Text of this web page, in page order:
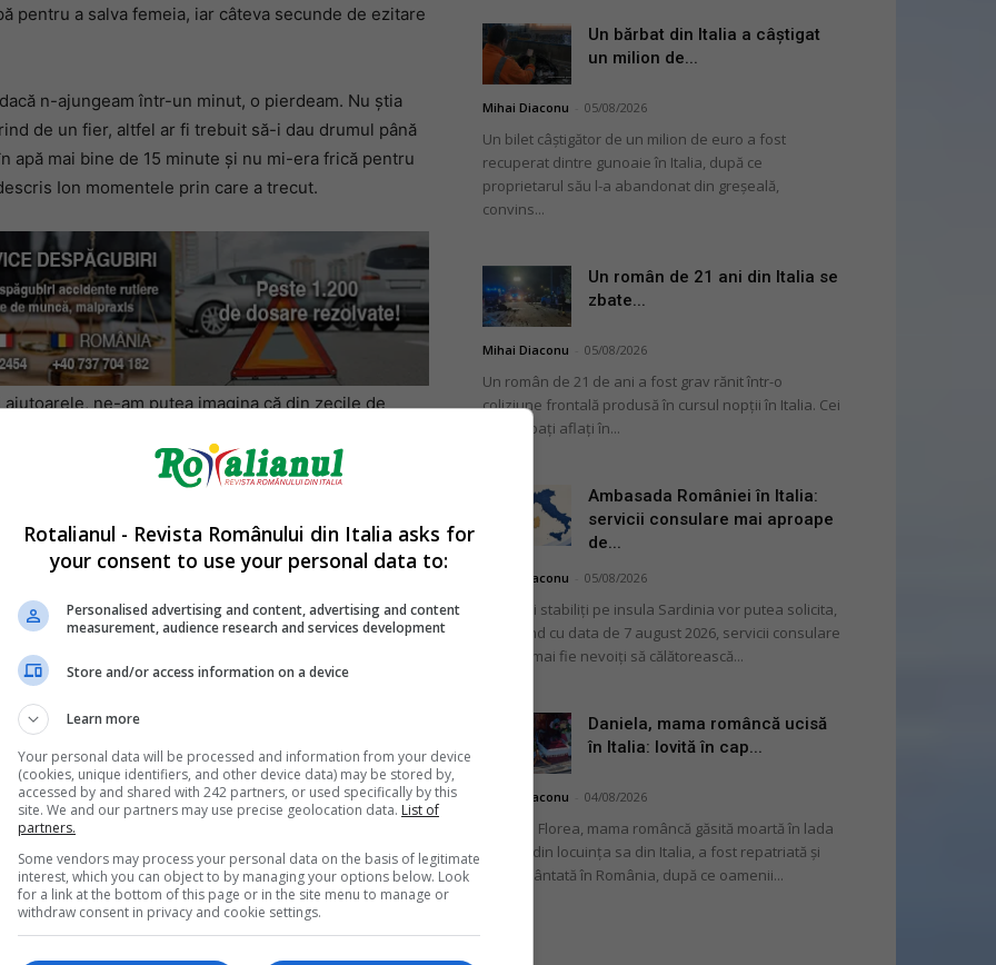
pentru a salva femeia, iar câteva secunde de ezitare
n-ajungeam într-un minut, o pierdeam. Nu știa
de un fier, altfel ar fi trebuit să-i dau drumul până
apă mai bine de 15 minute și nu mi-era frică pentru
Ion momentele prin care a trecut.
ne-am putea imagina că din zecile de
să le ofere o mână de ajutor cumva, să arunce o
și pe femeia salvată de el să iasă la mal. Mai ales
deja intrase în șoc hipotermic după zece
pe pod luminau înspre noi cu lanternele și făceau
nu au sosit pompierii”, povestește Ion cu puțină
o țineam pe femeie și încercam să stau de
de unde este, de ce s-a aruncat în apă, ce a
Florența și că a căzut în apă, nu s-a aruncat ea și nu
au scris unele ziare italiene. Am simțit că miroase a
ne mai spune conaționalul nostru la telefon.
începea să se îngrijoreze, îi era teamă să nu
de 15 minute de când a sărit Ion în apă și, dacă mai
Din fericire, femeia a fost salvată și asta datorită
în apă fără să ezite și nu i-a dat drumul până nu
Un bărbat din Italia a câștigat
un milion de...
Mihai Diaconu 05/08/2026
Un bilet câștigător de un milion de euro a fost
recuperat dintre gunoaie în Italia, după ce
proprietarul său l-a abandonat din greșeală,
convins...
Un român de 21 ani din Italia se
zbate...
Mihai Diaconu 05/08/2026
Un român de 21 de ani a fost grav rănit într-o
coliziune frontală produsă în cursul nopții în Italia. Cei
doi bărbați aflați în...
Ambasada României în Italia:
servicii consulare mai aproape
de...
Mihai Diaconu 05/08/2026
Românii stabiliți pe insula Sardinia vor putea solicita,
începând cu data de 7 august 2026, servicii consulare
fără să mai fie nevoiți să călătorească...
Daniela, mama româncă ucisă
în Italia: lovită în cap...
Mihai Diaconu 04/08/2026
Daniela Florea, mama româncă găsită moartă în lada
patului din locuința sa din Italia, a fost repatriată și
înmormântată în România, după ce oamenii...
Rotalianul - Revista Românului din Italia asks for
your consent to use your personal data to:
Personalised advertising and content, advertising and content
measurement, audience research and services development
Store and/or access information on a device
Learn more
Your personal data will be processed and information from your device
(cookies, unique identifiers, and other device data) may be stored by,
accessed by and shared with 242 partners, or used specifically by this
site. We and our partners may use precise geolocation data. List of
partners.
Some vendors may process your personal data on the basis of legitimate
interest, which you can object to by managing your options below. Look
for a link at the bottom of this page or in the site menu to manage or
withdraw consent in privacy and cookie settings.